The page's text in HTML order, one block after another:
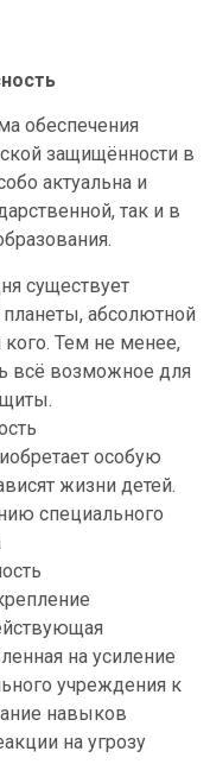
обеспечения
защищённости в
актуальна и
так и в
существует
абсолютной
кого. Тем не менее,
всё возможное для
особую
жизни детей.
специального
на усиление
учреждения к
навыков
на угрозу